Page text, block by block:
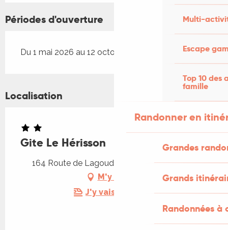
Multi-
Escape
Top 10 des
famille
Randonner en
Grandes
Grands
Randonnées
Périodes d'ouverture
Du 1 mai 2026 au 12 octobre 2026
Localisation
Gite Le Hérisson
164 Route de Lagoudalie, 46340 Dégagnac
M'y rendre
J'y vais en train !